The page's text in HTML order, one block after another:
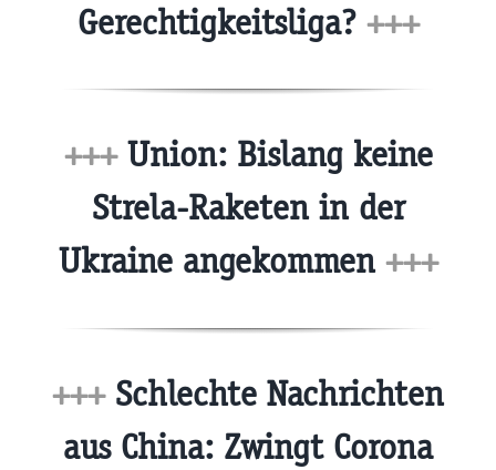
Gerechtigkeitsliga? +++
+++Union: Bislang keine
Strela-Raketen in der
Ukraine angekommen +++
+++Schlechte Nachrichten
aus China: Zwingt Corona